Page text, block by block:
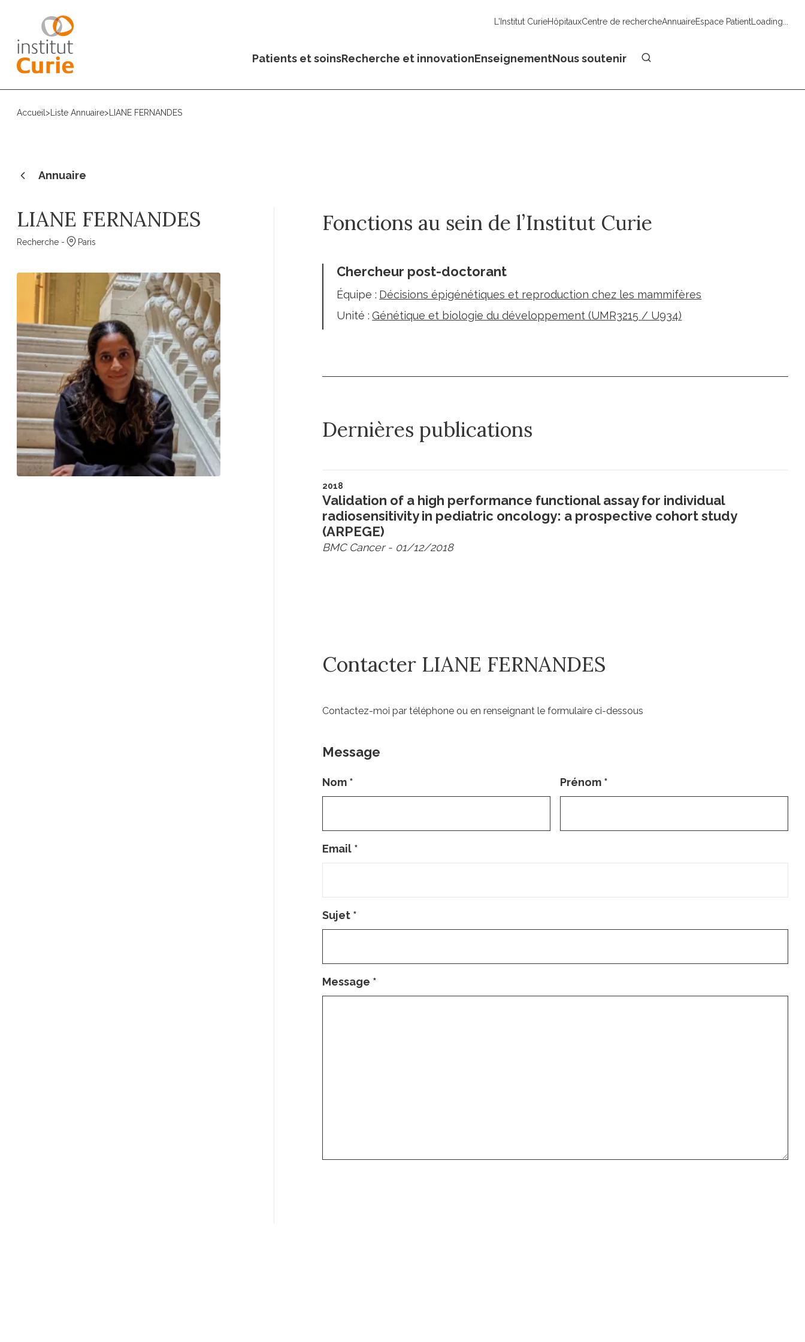
L'Institut CurieHôpitauxCentre de rechercheAnnuaireEspace PatientLoading...
Patients et soinsRecherche et innovationEnseignementNous soutenir
Accueil > Liste Annuaire> LIANE FERNANDES
Annuaire
LIANE FERNANDES
Recherche - Paris
Fonctions au sein de l’Institut Curie
Chercheur post-doctorant
Équipe : Décisions épigénétiques et reproduction chez les mammifères
Unité : Génétique et biologie du développement (UMR3215 / U934)
Dernières publications
2018
Validation of a high performance functional assay for individual
radiosensitivity in pediatric oncology: a prospective cohort study
(ARPEGE)
BMC Cancer- 01/12/2018
Contacter LIANE FERNANDES
Contactez-moi par téléphone ou en renseignant le formulaire ci-dessous
Message
Nom * Prénom *
Email *
Sujet *
Message *